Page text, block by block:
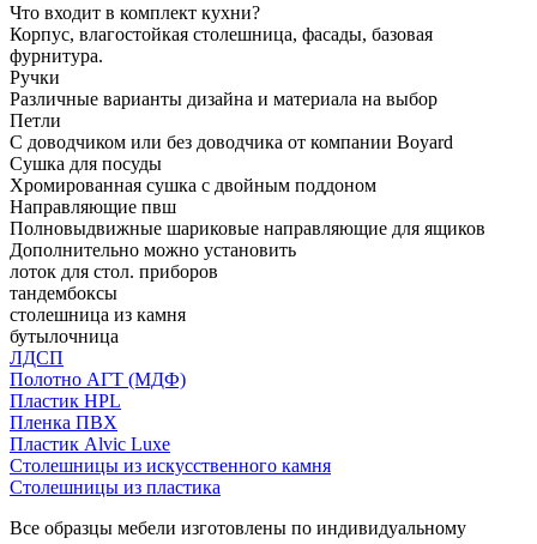
Что входит в комплект кухни?
Корпус, влагостойкая столешница, фасады, базовая
фурнитура.
Ручки
Различные варианты дизайна и материала на выбор
Петли
С доводчиком или без доводчика от компании Boyard
Сушка для посуды
Хромированная сушка с двойным поддоном
Направляющие пвш
Полновыдвижные шариковые направляющие для ящиков
Дополнительно можно установить
лоток для стол. приборов
тандембоксы
столешница из камня
бутылочница
ЛДСП
Полотно АГТ (МДФ)
Пластик HPL
Пленка ПВХ
Пластик Alvic Luxe
Столешницы из искусственного камня
Столешницы из пластика
Все образцы мебели изготовлены по индивидуальному